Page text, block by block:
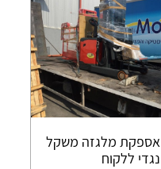
אספקת מלגזה משקל
נגדי ללקוח